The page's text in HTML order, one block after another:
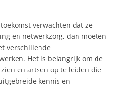
verwachten dat ze
en netwerkzorg, dan moeten
verschillende
Het is belangrijk om de
en artsen op te leiden die
kennis en